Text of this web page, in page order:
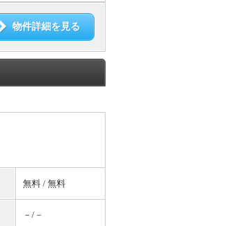
物件詳細を見る
無料 / 無料
－/－